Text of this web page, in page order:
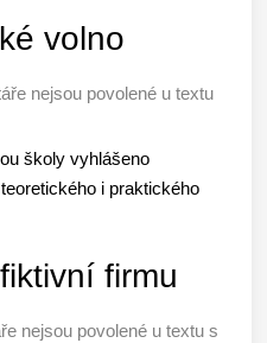
volno
nejsou povolené u textu
školy vyhlášeno
i praktického
firmu
nejsou povolené u textu s